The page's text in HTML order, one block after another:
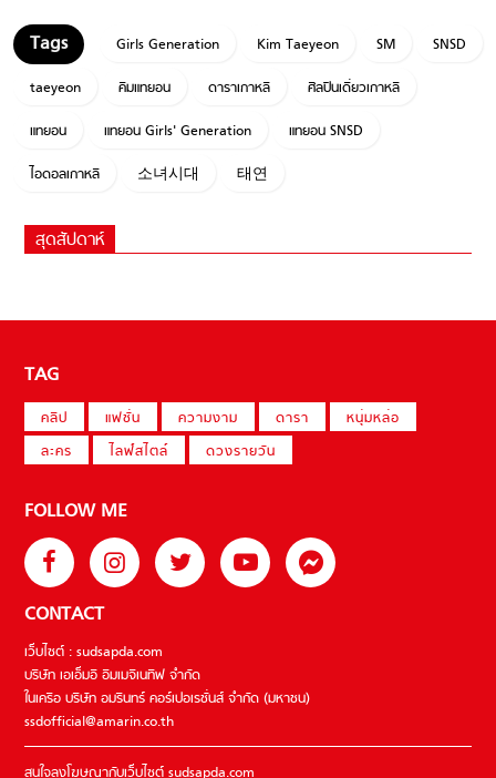
Girls Generation Kim Taeyeon SM
SNSD
taeyeon
คิมแทยอน ดาราเกาหลี
ศิลปินเดี่ยวเกาหลี
แทยอน
แทยอน Girls' Generation
แทยอน SNSD
ไอดอลเกาหลี
소녀시대 태연
สุดสัปดาห์
TAG
คลิป แฟชั่น ความงาม ดารา
หนุ่มหล่อ
ละคร
ไลฟ์สไตล์ ดวงรายวัน
FOLLOW ME
CONTACT
เว็บไซต์ : sudsapda.com
บริษัท เอเอ็มอี อิมเมจิเนทีฟ จำกัด
ในเครือ บริษัท อมรินทร์ คอร์เปอเรชั่นส์ จำกัด (มหาชน)
ssdofficial@amarin.co.th